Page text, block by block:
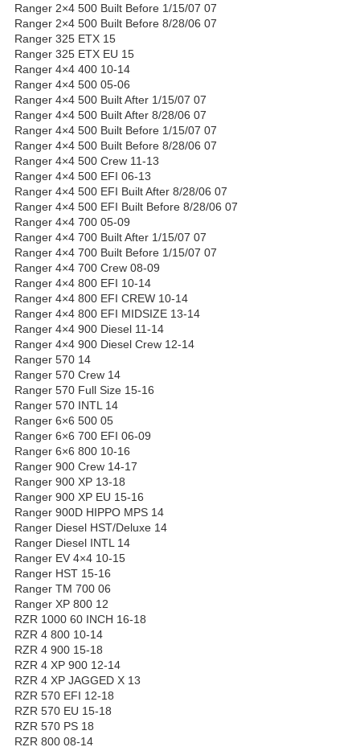
Ranger 2×4 500 Built Before 1/15/07 07
Ranger 2×4 500 Built Before 8/28/06 07
Ranger 325 ETX 15
Ranger 325 ETX EU 15
Ranger 4×4 400 10-14
Ranger 4×4 500 05-06
Ranger 4×4 500 Built After 1/15/07 07
Ranger 4×4 500 Built After 8/28/06 07
Ranger 4×4 500 Built Before 1/15/07 07
Ranger 4×4 500 Built Before 8/28/06 07
Ranger 4×4 500 Crew 11-13
Ranger 4×4 500 EFI 06-13
Ranger 4×4 500 EFI Built After 8/28/06 07
Ranger 4×4 500 EFI Built Before 8/28/06 07
Ranger 4×4 700 05-09
Ranger 4×4 700 Built After 1/15/07 07
Ranger 4×4 700 Built Before 1/15/07 07
Ranger 4×4 700 Crew 08-09
Ranger 4×4 800 EFI 10-14
Ranger 4×4 800 EFI CREW 10-14
Ranger 4×4 800 EFI MIDSIZE 13-14
Ranger 4×4 900 Diesel 11-14
Ranger 4×4 900 Diesel Crew 12-14
Ranger 570 14
Ranger 570 Crew 14
Ranger 570 Full Size 15-16
Ranger 570 INTL 14
Ranger 6×6 500 05
Ranger 6×6 700 EFI 06-09
Ranger 6×6 800 10-16
Ranger 900 Crew 14-17
Ranger 900 XP 13-18
Ranger 900 XP EU 15-16
Ranger 900D HIPPO MPS 14
Ranger Diesel HST/Deluxe 14
Ranger Diesel INTL 14
Ranger EV 4×4 10-15
Ranger HST 15-16
Ranger TM 700 06
Ranger XP 800 12
RZR 1000 60 INCH 16-18
RZR 4 800 10-14
RZR 4 900 15-18
RZR 4 XP 900 12-14
RZR 4 XP JAGGED X 13
RZR 570 EFI 12-18
RZR 570 EU 15-18
RZR 570 PS 18
RZR 800 08-14